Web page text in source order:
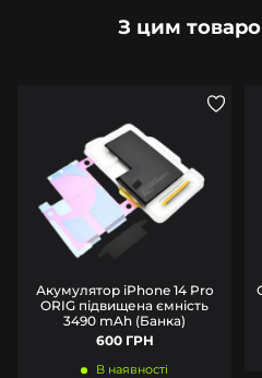
З цим
Акумулятор iPhone 14 Pro
ORIG підвищена ємність
3490 mAh (Банка)
600 ГРН
В наявності